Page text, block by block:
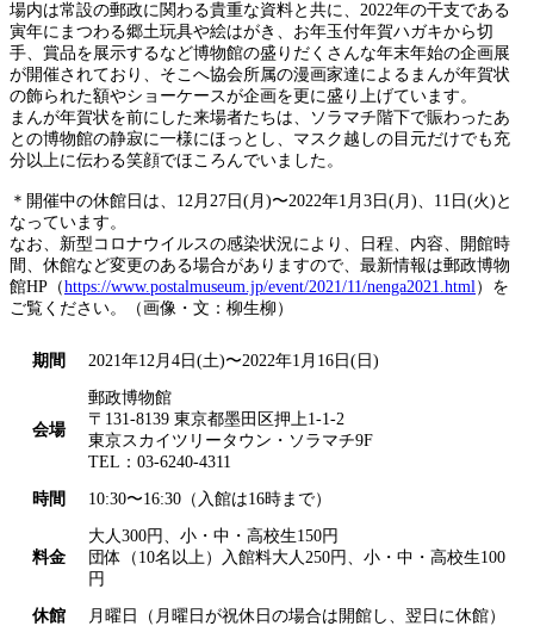
場内は常設の郵政に関わる貴重な資料と共に、2022年の干支である
寅年にまつわる郷土玩具や絵はがき、お年玉付年賀ハガキから切
手、賞品を展示するなど博物館の盛りだくさんな年末年始の企画展
が開催されており、そこへ協会所属の漫画家達によるまんが年賀状
の飾られた額やショーケースが企画を更に盛り上げています。
まんが年賀状を前にした来場者たちは、ソラマチ階下で賑わったあ
との博物館の静寂に一様にほっとし、マスク越しの目元だけでも充
分以上に伝わる笑顔でほころんでいました。
＊開催中の休館日は、12月27日(月)〜2022年1月3日(月)、11日(火)と
なっています。
なお、新型コロナウイルスの感染状況により、日程、内容、開館時
間、休館など変更のある場合がありますので、最新情報は郵政博物
館HP（https://www.postalmuseum.jp/event/2021/11/nenga2021.html）を
ご覧ください。（画像・文：柳生柳）
期間 2021年12月4日(土)〜2022年1月16日(日)
会場
郵政博物館
〒131-8139 東京都墨田区押上1-1-2
東京スカイツリータウン・ソラマチ9F
TEL：03-6240-4311
時間 10:30〜16:30（入館は16時まで）
料金
大人300円、小・中・高校生150円
団体（10名以上）入館料大人250円、小・中・高校生100
円
休館
月曜日（月曜日が祝休日の場合は開館し、翌日に休館）